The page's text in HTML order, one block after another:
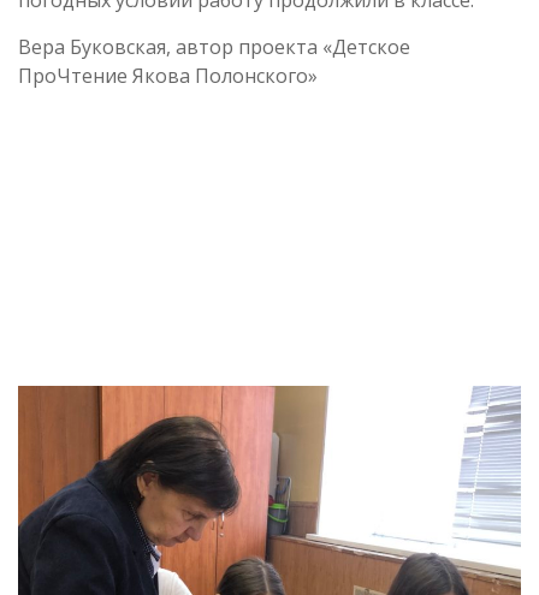
Вера Буковская, автор проекта «Детское
ПроЧтение Якова Полонского»